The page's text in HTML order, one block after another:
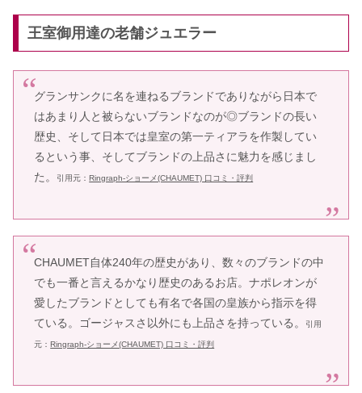
王室御用達の老舗ジュエラー
グランサンクに名を連ねるブランドでありながら日本で
はあまり人と被らないブランドなのが◎ブランドの長い
歴史、そして日本では皇室の第一ティアラを作製してい
るという事、そしてブランドの上品さに魅力を感じまし
た。
引用元：Ringraph-ショーメ(CHAUMET) 口コミ・評判
CHAUMET自体240年の歴史があり、数々のブランドの中
でも一番と言えるかなり歴史のあるお店。ナポレオンが
愛したブランドとしても有名で各国の皇族から指示を得
ている。ゴージャスさ以外にも上品さを持っている。
引用
元：Ringraph-ショーメ(CHAUMET) 口コミ・評判